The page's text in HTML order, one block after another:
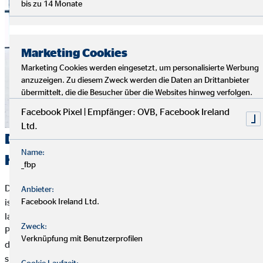
Die größten Kostenpunkte einer
Hochzeit
Der wahrscheinlich größte Kostenpunkt einer Hochzeitsfeier
ist dieLocation. Die Suche nach einem passenden Ort kann
lange dauern.
Preis ist abhängig von der Art der Location, der Gästeanzahl,
dem Zeitpunkt und dem Catering. Einige Veranstaltungsorte
sind mit einem Catering und einem festen Mindestumsatz
bis zu 14 Monate
Marketing Cookies
Marketing Cookies werden eingesetzt, um personalisierte Werbung
anzuzeigen. Zu diesem Zweck werden die Daten an Drittanbieter
übermittelt, die die Besucher über die Websites hinweg verfolgen.
Facebook Pixel | Empfänger: OVB, Facebook Ireland
Ltd.
Name:
_fbp
Anbieter:
Facebook Ireland Ltd.
Zweck:
Verknüpfung mit Benutzerprofilen